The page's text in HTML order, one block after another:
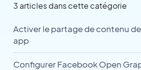
3 articles dans cette catégorie
Activer le partage de contenu
app
Configurer Facebook Open